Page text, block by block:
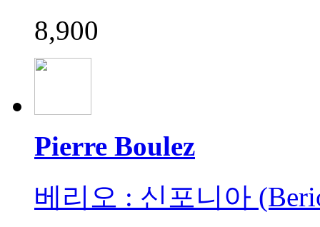
8,900
Pierre Boulez
베리오 : 신포니아